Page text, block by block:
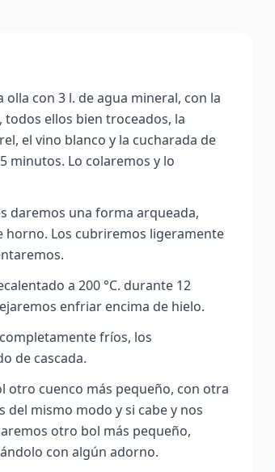
con 3 l. de agua mineral, con la
todos ellos bien troceados, la
el vino blanco y la cucharada de
minutos. Lo colaremos y lo
daremos una forma arqueada,
horno. Los cubriremos ligeramente
a 200 °C. durante 12
enfriar encima de hielo.
fríos, los
de cascada.
otro cuenco más pequeño, con otra
del mismo modo y si cabe y nos
otro bol más pequeño,
con algún adorno.